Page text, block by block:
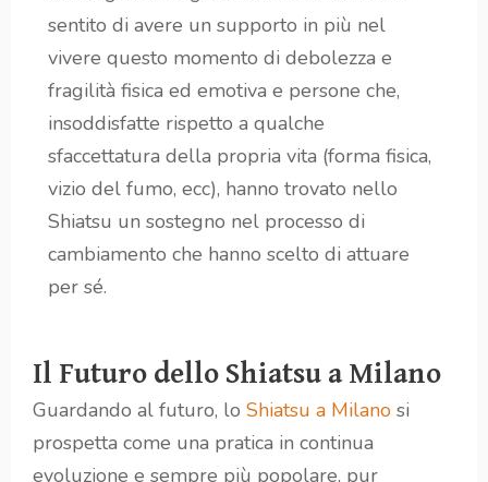
sentito di avere un supporto in più nel
vivere questo momento di debolezza e
fragilità fisica ed emotiva e persone che,
insoddisfatte rispetto a qualche
sfaccettatura della propria vita (forma fisica,
vizio del fumo, ecc), hanno trovato nello
Shiatsu un sostegno nel processo di
cambiamento che hanno scelto di attuare
per sé.
Il Futuro dello Shiatsu a Milano
Guardando al futuro, lo Shiatsu a Milanosi
prospetta come una pratica in continua
evoluzione e sempre più popolare, pur